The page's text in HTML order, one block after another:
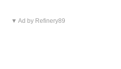
▼ Ad by Refinery89